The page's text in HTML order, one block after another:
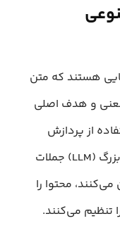
هستند که متن
و هدف اصلی
از پردازش
زبان طبیعی (NLP) و مدل‌های زبانی بزرگ (LLM) جملات
می‌کنند، محتوا را
تنظیم می‌کنند.